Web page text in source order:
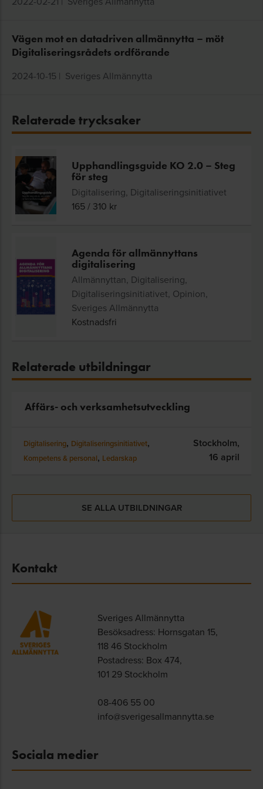
Vägen mot en datadriven allmännytta – möt
Digitaliseringsrådets ordförande
2024-10-15 | Sveriges Allmännytta
Relaterade trycksaker
Upphandlingsguide KO 2.0 – Steg
för steg
Digitalisering, Digitaliseringsinitiativet
165/ 310 kr
Agenda för allmännyttans
digitalisering
Allmännyttan, Digitalisering,
Digitaliseringsinitiativet, Opinion,
Sveriges Allmännytta
Kostnadsfri
Relaterade utbildningar
Affärs- och verksamhetsutveckling
Digitalisering, Digitaliseringsinitiativet,
Kompetens & personal, Ledarskap
Stockholm,
16 april
SE ALLA UTBILDNINGAR
Kontakt
Sveriges Allmännytta
Besöksadress: Hornsgatan 15,
118 46 Stockholm
Postadress: Box 474,
101 29 Stockholm
08-406 55 00
info@sverigesallmannytta.se
Sociala medier